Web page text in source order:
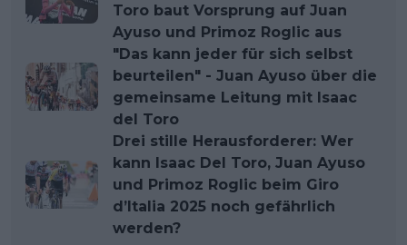
Toro baut Vorsprung auf Juan
Ayuso und Primoz Roglic aus
"Das kann jeder für sich selbst
beurteilen" - Juan Ayuso über die
gemeinsame Leitung mit Isaac
del Toro
Drei stille Herausforderer: Wer
kann Isaac Del Toro, Juan Ayuso
und Primoz Roglic beim Giro
d’Italia 2025 noch gefährlich
werden?